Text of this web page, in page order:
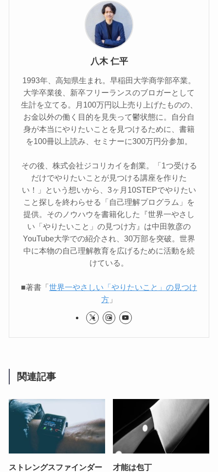
八木 仁平
1993年、高知県生まれ。早稲田大学商学部卒業。
大学卒業後、新卒フリーランスのブロガーとして
生計を立てる。月100万円以上売り上げたものの、
お金以外の働く目的を見失って鬱状態に。自分自
身が本当にやりたいことを見つけるために、書籍
を100冊以上読み、セミナーに300万円分参加。
その後、株式会社ジコリカイを創業。「1つ受ける
だけでやりたいことが見つける講座を作りた
い！」という想いから、3ヶ月10STEPでやりたい
こと探しを終わらせる「自己理解プログラム」を
提供。そのノウハウを書籍化した『世界一やさし
い「やりたいこと」の見つけ方』は中田敦彦の
YouTube大学での紹介され、30万部を突破。世界
中に本物の自己理解教育を広げるために活動を続
けている。
■著書「 世界一やさしい「やりたいこと」の見つけ
方 」
関連記事
ストレングスファインダー
才能は包丁